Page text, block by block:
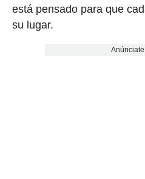
está pensado para que
su lugar.